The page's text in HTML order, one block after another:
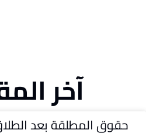
آخر
حقوق المطلقة بعد